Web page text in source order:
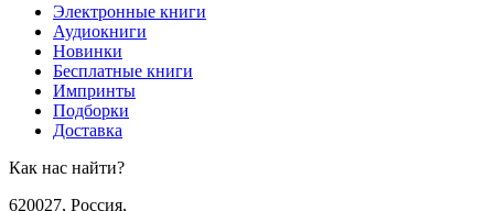
Электронные книги
Аудиокниги
Новинки
Бесплатные книги
Импринты
Подборки
Доставка
Как нас найти?
620027, Россия,